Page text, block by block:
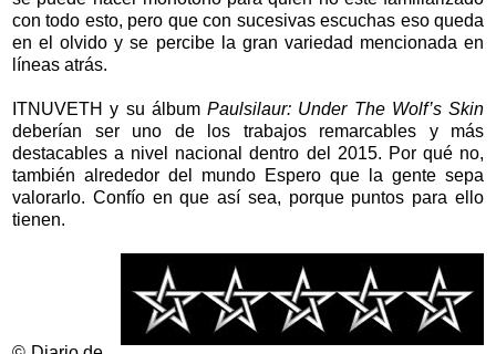
con todo esto, pero que con sucesivas escuchas eso queda
en el olvido y se percibe la gran variedad mencionada en
líneas atrás.
ITNUVETH y su álbum Paulsilaur: Under The Wolf’s Skin
deberían ser uno de los trabajos remarcables y más
destacables a nivel nacional dentro del 2015. Por qué no,
también alrededor del mundo Espero que la gente sepa
valorarlo. Confío en que así sea, porque puntos para ello
tienen.